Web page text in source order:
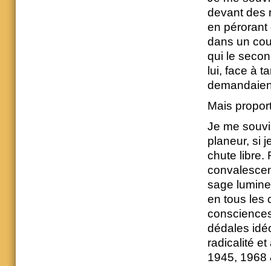
devant des
en pérorant
dans un
qui le
lui, face à
Mais
Je me
planeur, si
chute libre.
sage
en tous les
dédales
radicalité et
1945, 1968